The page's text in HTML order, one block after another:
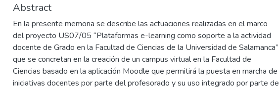
Abstract
En la presente memoria se describe las actuaciones realizadas en el marco
del proyecto US07/05 “Plataformas e-learning como soporte a la actividad
docente de Grado en la Facultad de Ciencias de la Universidad de Salamanca”
que se concretan en la creación de un campus virtual en la Facultad de
Ciencias basado en la aplicación Moodle que permitirá la puesta en marcha de
iniciativas docentes por parte del profesorado y su uso integrado por parte de